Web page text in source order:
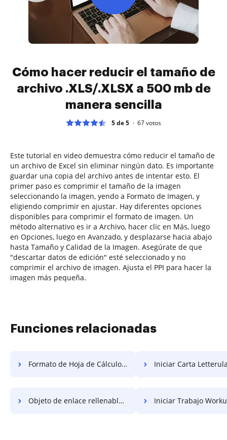
Cómo hacer reducir el tamaño de
archivo .XLS/.XLSX a 500 mb de
manera sencilla
5 de 5 67votos
Este tutorial en video demuestra cómo reducir el tamaño de
un archivo de Excel sin eliminar ningún dato. Es importante
guardar una copia del archivo antes de intentar esto. El
primer paso es comprimir el tamaño de la imagen
seleccionando la imagen, yendo a Formato de Imagen, y
eligiendo comprimir en ajustar. Hay diferentes opciones
disponibles para comprimir el formato de imagen. Un
método alternativo es ir a Archivo, hacer clic en Más, luego
en Opciones, luego en Avanzado, y desplazarse hacia abajo
hasta Tamaño y Calidad de la Imagen. Asegúrate de que
"descartar datos de edición" esté seleccionado y no
comprimir el archivo de imagen. Ajusta el PPI para hacer la
imagen más pequeña.
Funciones relacionadas
Formato de Hoja de Cálculo Rellenable Gratis Iniciar Carta
Objeto de enlace rellenable gratis Iniciar Trabajo